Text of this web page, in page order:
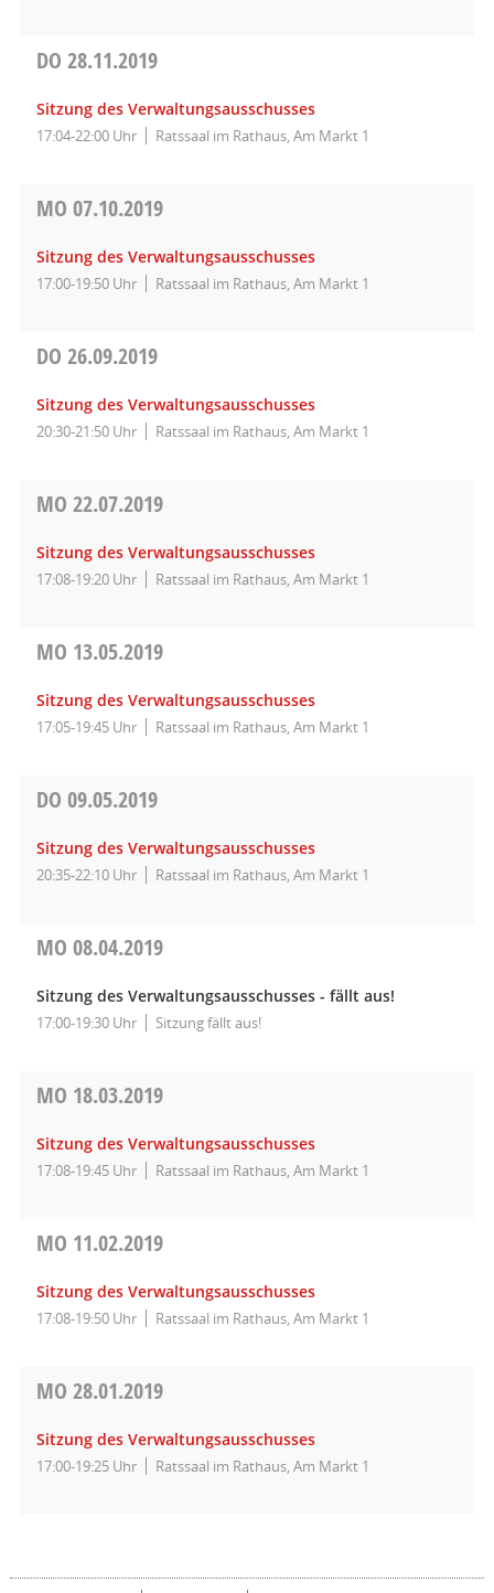
DO 28.11.2019
Sitzung des Verwaltungsausschusses
17:04-22:00 Uhr Ratssaal im Rathaus, Am Markt 1
MO 07.10.2019
Sitzung des Verwaltungsausschusses
17:00-19:50 Uhr Ratssaal im Rathaus, Am Markt 1
DO 26.09.2019
Sitzung des Verwaltungsausschusses
20:30-21:50 Uhr Ratssaal im Rathaus, Am Markt 1
MO 22.07.2019
Sitzung des Verwaltungsausschusses
17:08-19:20 Uhr Ratssaal im Rathaus, Am Markt 1
MO 13.05.2019
Sitzung des Verwaltungsausschusses
17:05-19:45 Uhr Ratssaal im Rathaus, Am Markt 1
DO 09.05.2019
Sitzung des Verwaltungsausschusses
20:35-22:10 Uhr Ratssaal im Rathaus, Am Markt 1
MO 08.04.2019
Sitzung des Verwaltungsausschusses - fällt aus!
17:00-19:30 Uhr Sitzung fällt aus!
MO 18.03.2019
Sitzung des Verwaltungsausschusses
17:08-19:45 Uhr Ratssaal im Rathaus, Am Markt 1
MO 11.02.2019
Sitzung des Verwaltungsausschusses
17:08-19:50 Uhr Ratssaal im Rathaus, Am Markt 1
MO 28.01.2019
Sitzung des Verwaltungsausschusses
17:00-19:25 Uhr Ratssaal im Rathaus, Am Markt 1